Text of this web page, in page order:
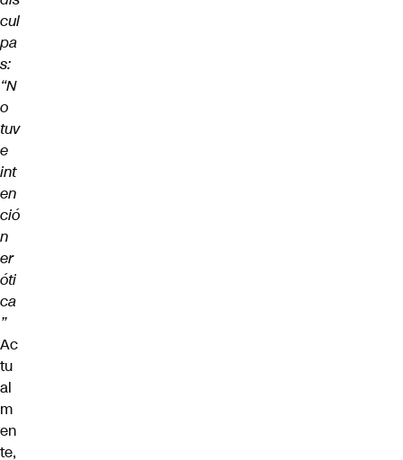
cul
pa
s:
“N
o
tuv
e
int
en
ció
n
er
óti
ca
”
Ac
tu
al
m
en
te,